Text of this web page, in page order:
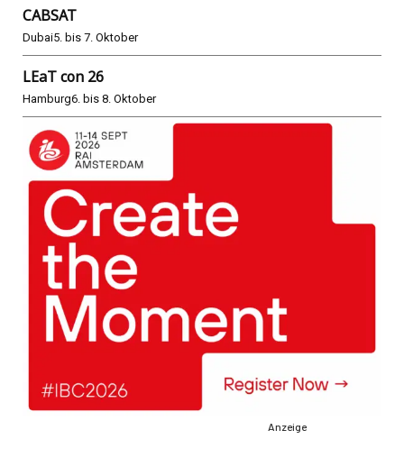
CABSAT
Dubai5. bis 7. Oktober
LEaT con 26
Hamburg6. bis 8. Oktober
Anzeige